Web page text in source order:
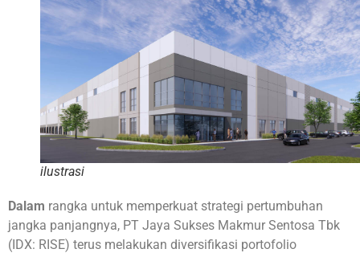
ilustrasi
Dalam rangka untuk memperkuat strategi pertumbuhan
jangka panjangnya, PT Jaya Sukses Makmur Sentosa Tbk
(IDX: RISE) terus melakukan diversifikasi portofolio